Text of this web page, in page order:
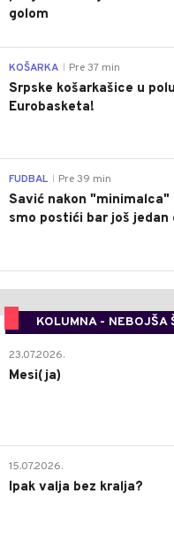
golom
KOŠARKA Pre 37 min
Srpske košarkašice u
Eurobasketa!
FUDBAL Pre 39 min
Savić nakon "minimalca"
smo postići bar još jedan
KOLUMNA - NEBOJŠA
23.07.2026.
Mesi(ja)
15.07.2026.
Ipak valja bez kralja?